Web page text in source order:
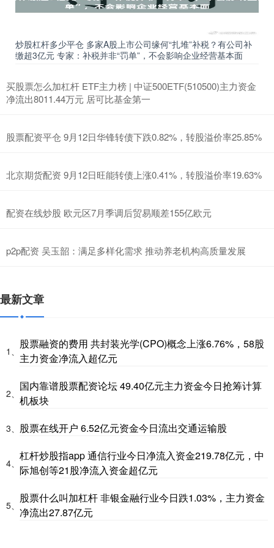
炒股杠杆多少平仓 多家A股上市公司缘何“扎堆”补税？有公司补
缴超3亿元 专家：补税并非“罚单”，不会影响企业经营基本面
买股票怎么加杠杆 ETF主力榜 | 中证500ETF(510500)主力资金
净流出8011.44万元 居可比基金第一
股票配资平仓 9月12日华锋转债下跌0.82%，转股溢价率25.85%
北京期货配资 9月12日旺能转债上涨0.41%，转股溢价率19.63%
配资在线炒股 欧元区7月季调后贸易顺差155亿欧元
p2p配资 吴玉韶：满足多样化需求 推动养老机构高质量发展
最新文章
1、
股票融资的费用 共封装光学(CPO)概念上涨6.76%，58股
主力资金净流入超亿元
2、
国内靠谱股票配资论坛 49.40亿元主力资金今日抢筹计算
机板块
3、 股票在线开户 6.52亿元资金今日流出交通运输股
4、
杠杆炒股指app 通信行业今日净流入资金219.78亿元，中
际旭创等21股净流入资金超亿元
5、
股票什么叫加杠杆 非银金融行业今日跌1.03%，主力资金
净流出27.87亿元